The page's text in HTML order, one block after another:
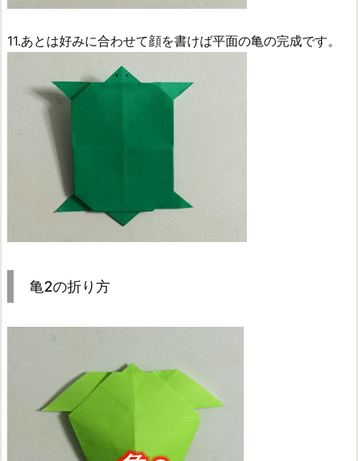
11.あとは好みに合わせて顔を書けば平面の亀の完成です。
亀2の折り方